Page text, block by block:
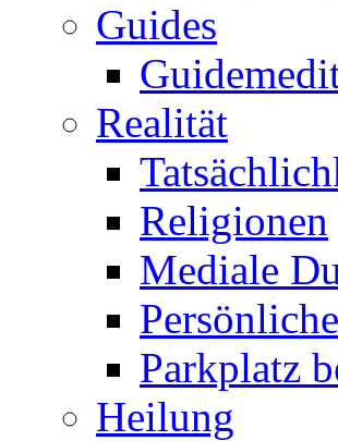
Guides
Realität
Religionen
Mediale
Parkplatz
Heilung